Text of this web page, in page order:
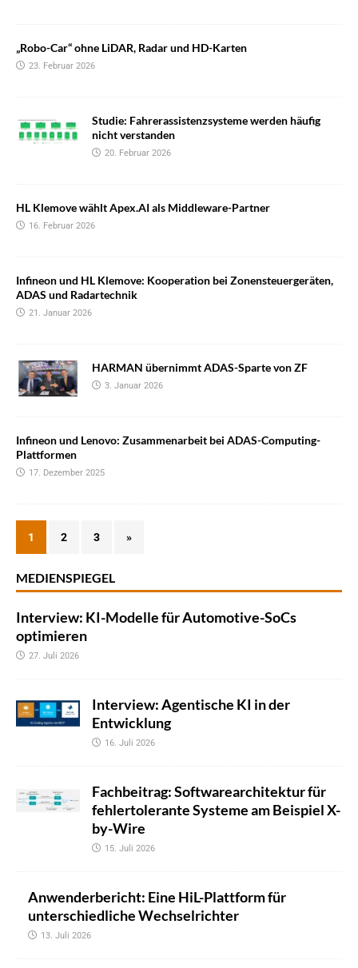
„Robo-Car“ ohne LiDAR, Radar und HD-Karten
23. Februar 2026
Studie: Fahrerassistenzsysteme werden häufig
nicht verstanden
20. Februar 2026
HL Klemove wählt Apex.AI als Middleware-Partner
16. Februar 2026
Infineon und HL Klemove: Kooperation bei Zonensteuergeräten,
ADAS und Radartechnik
21. Januar 2026
HARMAN übernimmt ADAS-Sparte von ZF
3. Januar 2026
Infineon und Lenovo: Zusammenarbeit bei ADAS-Computing-
Plattformen
17. Dezember 2025
1 2 3 »
MEDIENSPIEGEL
Interview: KI-Modelle für Automotive-SoCs
optimieren
27. Juli 2026
Interview: Agentische KI in der
Entwicklung
16. Juli 2026
Fachbeitrag: Softwarearchitektur für
fehlertolerante Systeme am Beispiel X-
by-Wire
15. Juli 2026
Anwenderbericht: Eine HiL-Plattform für
unterschiedliche Wechselrichter
13. Juli 2026